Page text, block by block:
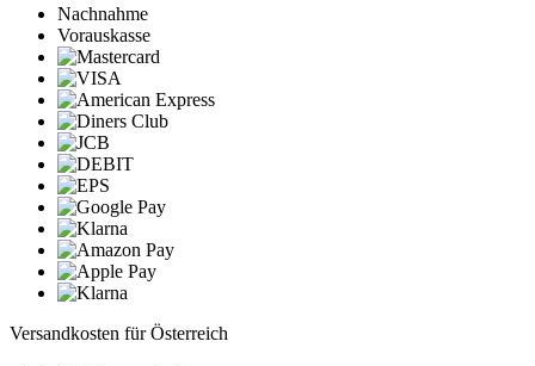
Nachnahme
Vorauskasse
Versandkosten für Österreich